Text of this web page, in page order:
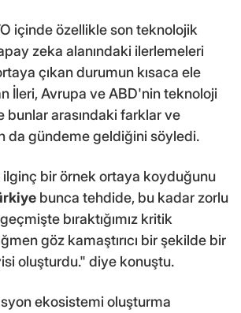
içinde özellikle son teknolojik
zeka alanındaki ilerlemeleri
çıkan durumun kısaca ele
İleri, Avrupa ve ABD'nin teknoloji
bunlar arasındaki farklar ve
da gündeme geldiğini söyledi.
bir örnek ortaya koyduğunu
bunca tehdide, bu kadar zorlu
bıraktığımız kritik
göz kamaştırıcı bir şekilde bir
oluşturdu." diye konuştu.
ekosistemi oluşturma